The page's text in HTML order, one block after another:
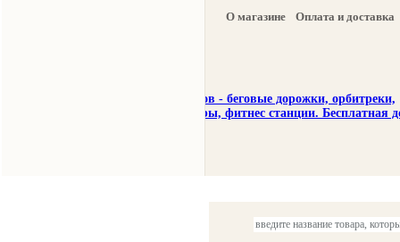
О магазине Оплата и доставка